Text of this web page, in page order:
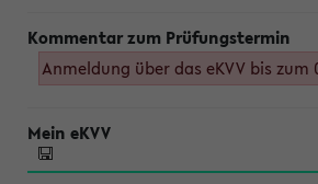
Anmeldung über das eKVV bis zum